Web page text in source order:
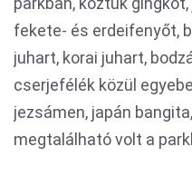
fekete- és erdeifenyőt,
juhart, korai juhart,
cserjefélék közül
jezsámen, japán
megtalálható volt a